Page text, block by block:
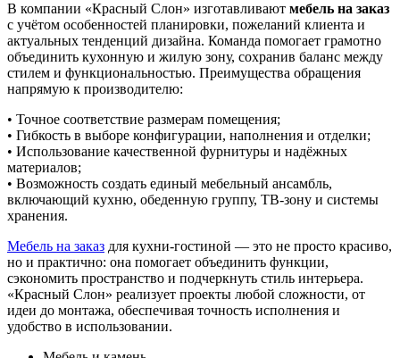
В компании «Красный Слон» изготавливают мебель на заказ
с учётом особенностей планировки, пожеланий клиента и
актуальных тенденций дизайна. Команда помогает грамотно
объединить кухонную и жилую зону, сохранив баланс между
стилем и функциональностью. Преимущества обращения
напрямую к производителю:
• Точное соответствие размерам помещения;
• Гибкость в выборе конфигурации, наполнения и отделки;
• Использование качественной фурнитуры и надёжных
материалов;
• Возможность создать единый мебельный ансамбль,
включающий кухню, обеденную группу, ТВ-зону и системы
хранения.
Мебель на заказ для кухни-гостиной — это не просто красиво,
но и практично: она помогает объединить функции,
сэкономить пространство и подчеркнуть стиль интерьера.
«Красный Слон» реализует проекты любой сложности, от
идеи до монтажа, обеспечивая точность исполнения и
удобство в использовании.